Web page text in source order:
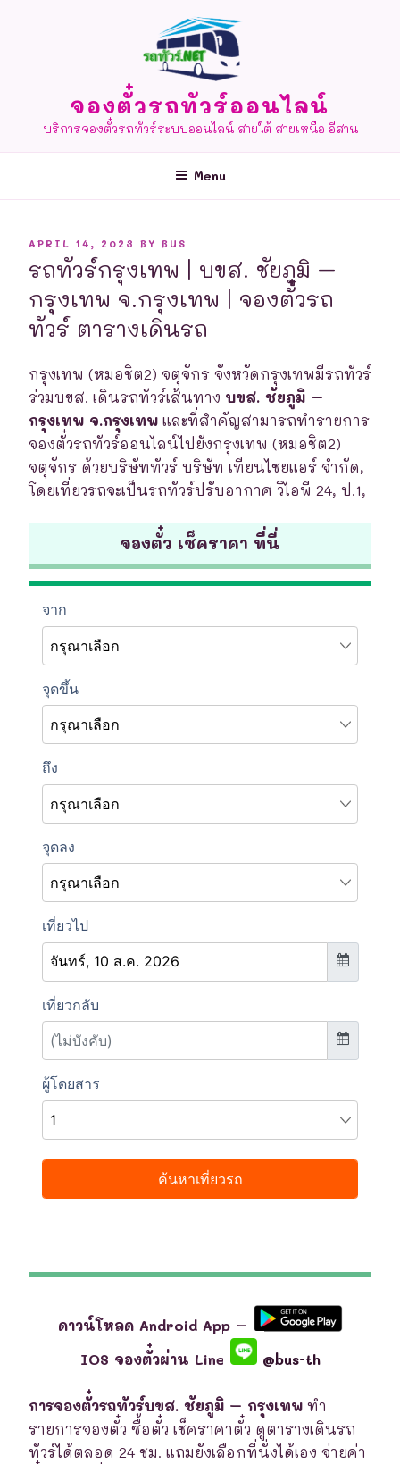
จองตั๋วรถทัวร์ออนไลน์
บริการจองตั๋วรถทัวร์ระบบออนไลน์ สายใต้ สายเหนือ อีสาน
Menu
POSTED
APRIL 14, 2023 BY BUS
รถทัวร์กรุงเทพ | บขส. ชัยภูมิ –
กรุงเทพ จ.กรุงเทพ | จองตั๋วรถ
ทัวร์ ตารางเดินรถ
กรุงเทพ (หมอชิต2) จตุจักร จังหวัดกรุงเทพมีรถทัวร์
ร่วมบขส. เดินรถทัวร์เส้นทาง บขส. ชัยภูมิ –
กรุงเทพ จ.กรุงเทพ และที่สำคัญสามารถทำรายการ
จองตั๋วรถทัวร์ออนไลน์ไปยังกรุงเทพ (หมอชิต2)
จตุจักร ด้วยบริษัททัวร์ บริษัท เทียนไชยแอร์ จำกัด,
โดยเที่ยวรถจะเป็นรถทัวร์ปรับอากาศ วิไอพี 24, ป.1,
จองตั๋ว เช็คราคา ที่นี่
ดาวน์โหลด Android App –
IOS จองตั๋วผ่าน Line
@bus-th
การจองตั๋วรถทัวร์บขส. ชัยภูมิ – กรุงเทพ ทำ
รายการจองตั๋ว ซื้อตั๋ว เช็คราคาตั๋ว ดูตารางเดินรถ
ทัวร์ได้ตลอด 24 ชม. แถมยังเลือกที่นั่งได้เอง จ่ายค่า